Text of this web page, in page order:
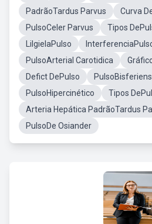
PadrãoTardus Parvus
Curva
PulsoCeler Parvus
Tipos
LilgielaPulso
PulsoArterial Carotidica
Defict DePulso
PulsoHipercinético
Tipos
Arteria Hepática PadrãoTardus
PulsoDe Osiander